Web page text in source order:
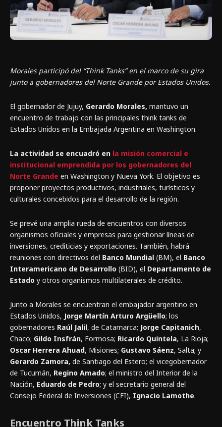
Morales participó del “Think Tanks” en el marco de su gira
junto a gobernadores del Norte Grande por Estados Unidos.
El gobernador de Jujuy, Gerardo Morales, mantuvo un
encuentro de trabajo con las principales think tanks de
Estados Unidos en la Embajada Argentina en Washington.
La actividad se encuadró en la misión comercial e
institucional emprendida por los gobernadores del
Norte Grande en Washington y Nueva York. El objetivo es
proponer proyectos productivos, industriales, turísticos y
culturales concebidos para el desarrollo de la región.
Se prevé una amplia rueda de encuentros con diversos
organismos oficiales y empresas para gestionar líneas de
inversiones, crediticias y exportaciones. También, habrá
reuniones con directivos del Banco Mundial (BM), el Banco
Interamericano de Desarrollo (BID), el Departamento de
Estado y otros organismos multilaterales de crédito.
Junto a Morales se encuentran el embajador argentino en
Estados Unidos, Jorge Martín Arturo Argüello; los
gobernadores Raúl Jalil, de Catamarca; Jorge Capitanich,
Chaco; Gildo Insfrán, Formosa; Ricardo Quintela, La Rioja;
Oscar Herrera Ahuad, Misiones; Gustavo Sáenz, Salta; y
Gerardo Zamora, de Santiago del Estero; el vicegobernador
de Tucumán, Regino Amado; el ministro del Interior de la
Nación, Eduardo de Pedro; y el secretario general del
Consejo Federal de Inversiones (CFI), Ignacio Lamothe.
Encuentro Think Tanks